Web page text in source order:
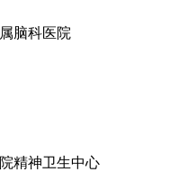
脑科医院
精神卫生中心